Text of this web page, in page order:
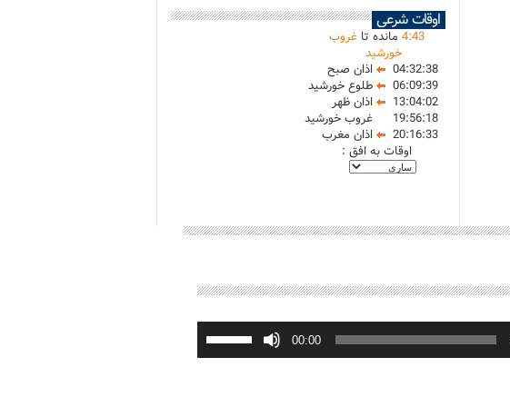
اوقات شرعی
4:43 مانده تاغروب
خورشید
04:32:38
اذان صبح
06:09:39
طلوع خورشید
13:04:02
اذان ظهر
19:56:18
غروب خورشید
20:16:33
اذان مغرب
اوقات به افق :
00:00
برای
افزایش
یا
صدا